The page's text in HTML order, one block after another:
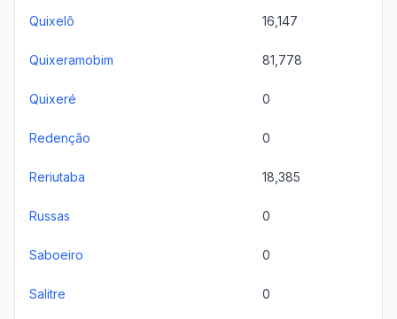
Quixelô 16,147
Quixeramobim 81,778
Quixeré 0
Redenção 0
Reriutaba 18,385
Russas 0
Saboeiro 0
Salitre 0